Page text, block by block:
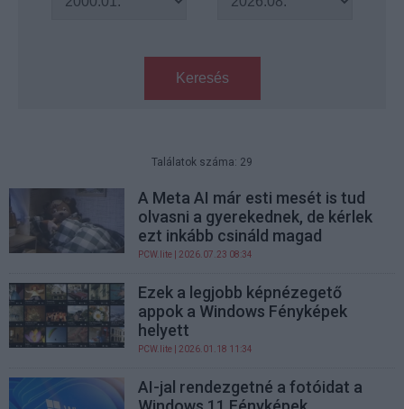
Keresés
Találatok száma: 29
A Meta AI már esti mesét is tud
olvasni a gyerekednek, de kérlek
ezt inkább csináld magad
PCW.lite | 2026.07.23 08:34
Ezek a legjobb képnézegető
appok a Windows Fényképek
helyett
PCW.lite | 2026.01.18 11:34
AI-jal rendezgetné a fotóidat a